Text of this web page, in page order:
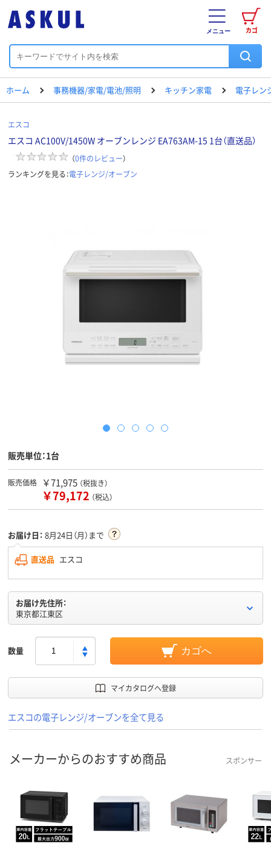
カゴ
メニュー
ホーム 事務機器/家電/電池/照明 キッチン家電 電子レン
エスコ
エスコ AC100V/1450W オーブンレンジ EA763AM-15 1台（直送品）
（0件のレビュー）
ランキングを見る：電子レンジ/オーブン
販売単位：1台
販売価格 ￥71,975 （税抜き）
￥79,172 （税込）
お届け日： 8月24日（月）まで
直送品 エスコ
お届け先住所：
東京都江東区
数量 カゴへ
マイカタログへ登録
エスコの電子レンジ/オーブンを全て見る
メーカーからのおすすめ商品 スポンサー